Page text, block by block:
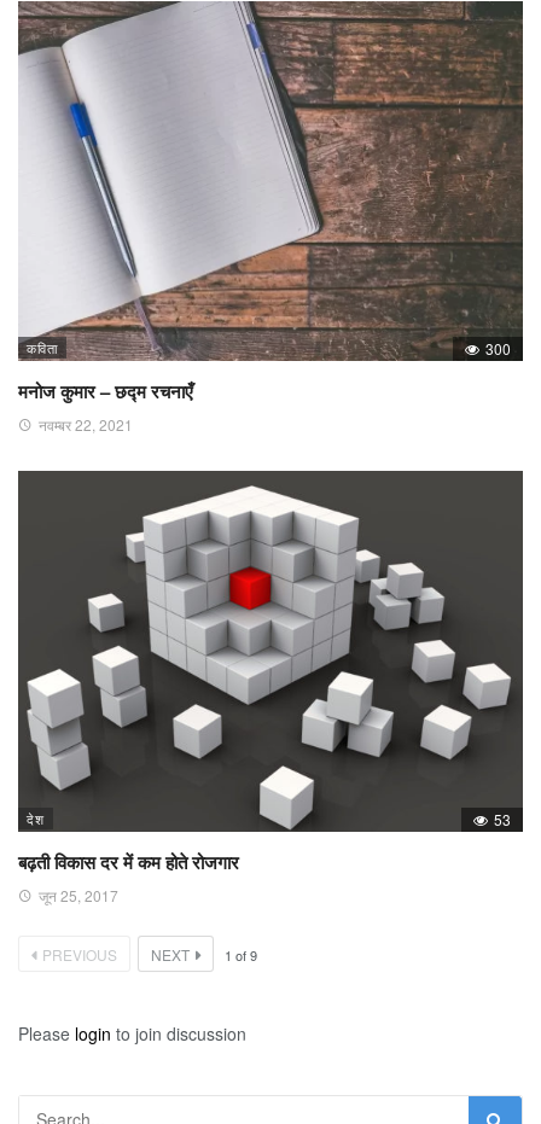
कविता 300
मनोज कुमार – छद्म रचनाएँ
नवम्बर 22, 2021
देश 53
बढ़ती विकास दर में कम होते रोजगार
जून 25, 2017
PREVIOUS NEXT 1 of9
Please login to join discussion